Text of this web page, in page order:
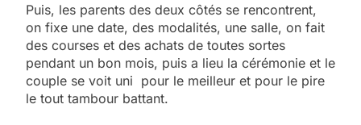
Puis, les parents des deux côtés se rencontrent,
on fixe une date, des modalités, une salle, on fait
des courses et des achats de toutes sortes
pendant un bon mois, puis a lieu la cérémonie et le
couple se voit uni pour le meilleur et pour le pire
le tout tambour battant.